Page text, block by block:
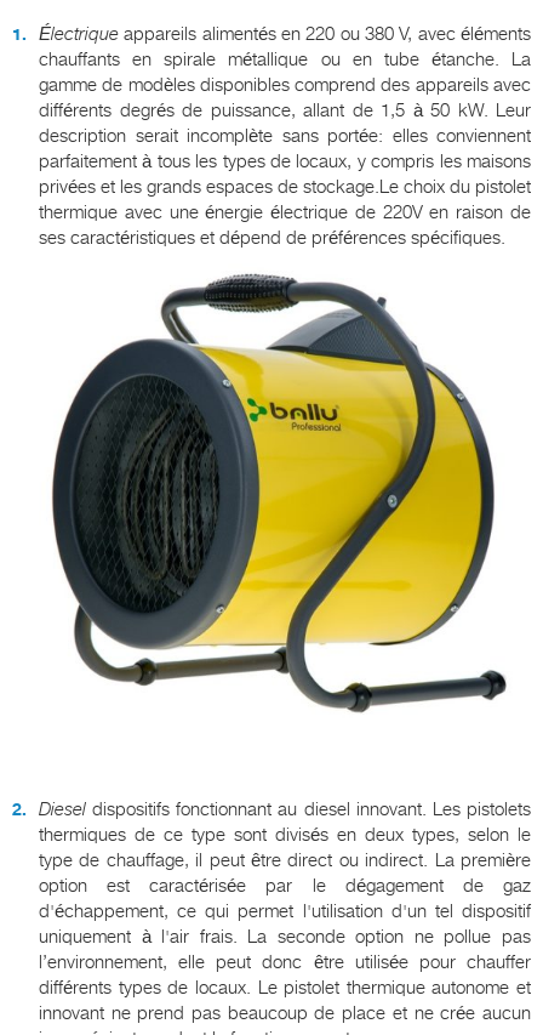
Électrique appareils alimentés en 220 ou 380 V, avec éléments
chauffants en spirale métallique ou en tube étanche. La
gamme de modèles disponibles comprend des appareils avec
différents degrés de puissance, allant de 1,5 à 50 kW. Leur
description serait incomplète sans portée: elles conviennent
parfaitement à tous les types de locaux, y compris les maisons
privées et les grands espaces de stockage.Le choix du pistolet
thermique avec une énergie électrique de 220V en raison de
ses caractéristiques et dépend de préférences spécifiques.
Diesel dispositifs fonctionnant au diesel innovant. Les pistolets
thermiques de ce type sont divisés en deux types, selon le
type de chauffage, il peut être direct ou indirect. La première
option est caractérisée par le dégagement de gaz
d'échappement, ce qui permet l'utilisation d'un tel dispositif
uniquement à l'air frais. La seconde option ne pollue pas
l’environnement, elle peut donc être utilisée pour chauffer
différents types de locaux. Le pistolet thermique autonome et
innovant ne prend pas beaucoup de place et ne crée aucun